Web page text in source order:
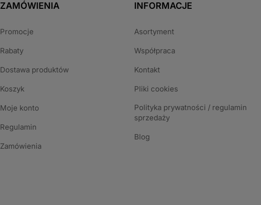
ZAMÓWIENIA
Promocje
Rabaty
Dostawa produktów
Koszyk
Moje konto
Regulamin
Zamówienia
INFORMACJE
Asortyment
Współpraca
Kontakt
Pliki cookies
Polityka prywatności / regulamin
sprzedaży
Blog